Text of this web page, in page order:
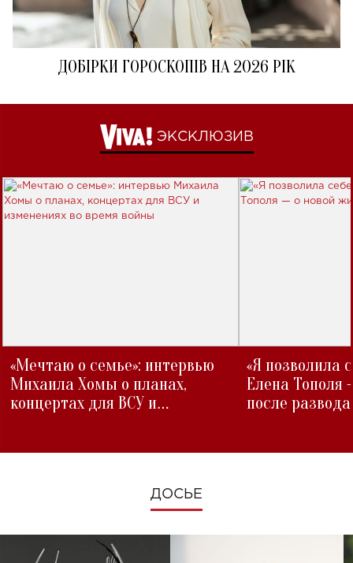
ДОБІРКИ ГОРОСКОПІВ НА 2026 РІК
ЭКСКЛЮЗИВ
«Мечтаю о семье»: интервью
Михаила Хомы о планах,
концертах для ВСУ и
«Я позволила
Елена Тополя
после развода
ДОСЬЕ